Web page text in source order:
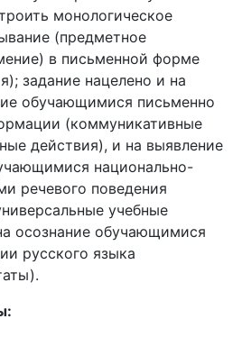
монологическое
(предметное
в письменной форме
задание нацелено и на
обучающимися письменно
(коммуникативные
действия), и на выявление
национально-
речевого поведения
учебные
осознание обучающимися
русского языка